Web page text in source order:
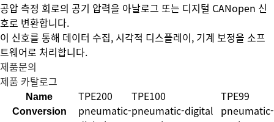
공압 측정 회로의 공기 압력을 아날로그 또는 디지털 CANopen 신
호로 변환합니다.
이 신호를 통해 데이터 수집, 시각적 디스플레이, 기계 보정을 소프
트웨어로 처리합니다.
제품문의
제품 카탈로그
Name TPE200 TPE100 TPE99
Conversion
pneumatic-pneumatic-digital pneumatic-